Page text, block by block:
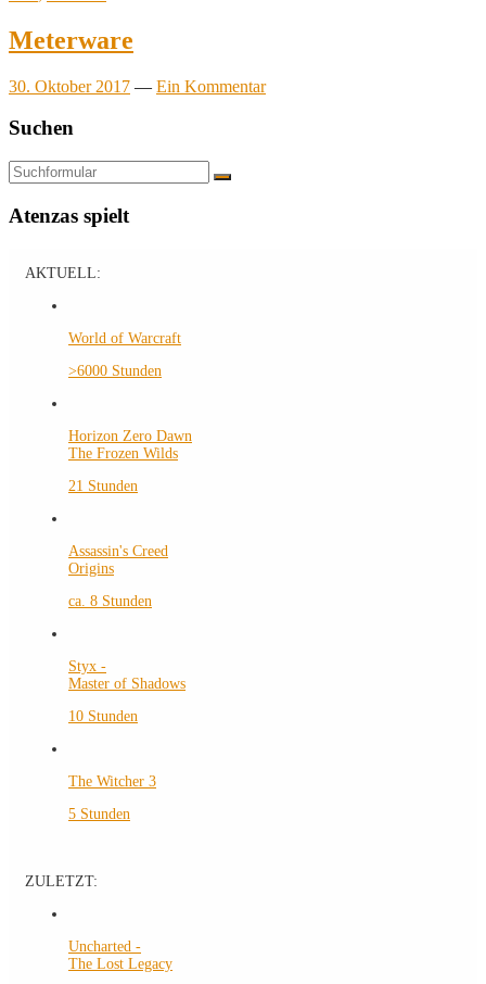
Meterware
30. Oktober 2017 — Ein Kommentar
Suchen
Suchen
Atenzas spielt
AKTUELL:
World of Warcraft
>6000 Stunden
Horizon Zero Dawn
The Frozen Wilds
21 Stunden
Assassin's Creed
Origins
ca. 8 Stunden
Styx -
Master of Shadows
10 Stunden
The Witcher 3
5 Stunden
ZULETZT:
Uncharted -
The Lost Legacy